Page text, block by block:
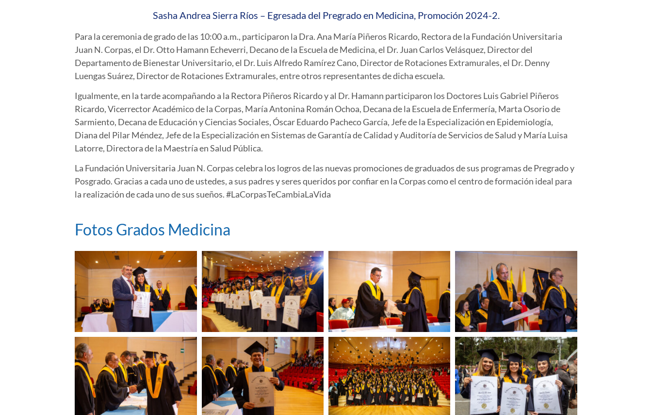
Sasha Andrea Sierra Ríos – Egresada del Pregrado en Medicina, Promoción 2024-2.
Para la ceremonia de grado de las 10:00 a.m., participaron la Dra. Ana María Piñeros Ricardo, Rectora de la Fundación Universitaria
Juan N. Corpas, el Dr. Otto Hamann Echeverri, Decano de la Escuela de Medicina, el Dr. Juan Carlos Velásquez, Director del
Departamento de Bienestar Universitario, el Dr. Luis Alfredo Ramírez Cano, Director de Rotaciones Extramurales, el Dr. Denny
Luengas Suárez, Director de Rotaciones Extramurales, entre otros representantes de dicha escuela.
Igualmente, en la tarde acompañando a la Rectora Piñeros Ricardo y al Dr. Hamann participaron los Doctores Luis Gabriel Piñeros
Ricardo, Vicerrector Académico de la Corpas, María Antonina Román Ochoa, Decana de la Escuela de Enfermería, Marta Osorio de
Sarmiento, Decana de Educación y Ciencias Sociales, Óscar Eduardo Pacheco García, Jefe de la Especialización en Epidemiología,
Diana del Pilar Méndez, Jefe de la Especialización en Sistemas de Garantía de Calidad y Auditoría de Servicios de Salud y María Luisa
Latorre, Directora de la Maestría en Salud Pública.
La Fundación Universitaria Juan N. Corpas celebra los logros de las nuevas promociones de graduados de sus programas de Pregrado y
Posgrado. Gracias a cada uno de ustedes, a sus padres y seres queridos por confiar en la Corpas como el centro de formación ideal para
la realización de cada uno de sus sueños. #LaCorpasTeCambiaLaVida
Fotos Grados Medicina